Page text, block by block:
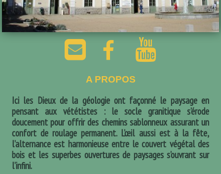
A PROPOS
Ici les Dieux de la géologie ont façonné le paysage en
pensant aux vététistes : le socle granitique s’érode
doucement pour offrir des chemins sablonneux assurant un
confort de roulage permanent. L’œil aussi est à la fête,
l’alternance est harmonieuse entre le couvert végétal des
bois et les superbes ouvertures de paysages s’ouvrant sur
l’infini.